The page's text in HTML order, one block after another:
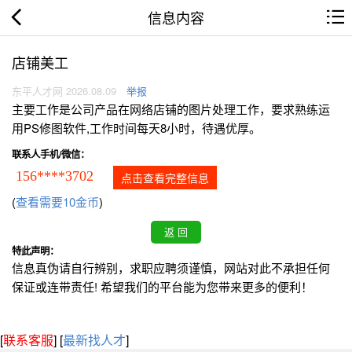
信息内容
店铺美工
东平人才网 2026.08.09 举报
主要工作是公司产品在网络店铺的图片处理工作，要求熟练运
用PS修图软件,工作时间每天8小时，待遇优厚。
联系人手机/微信：
156****3702 点击查看完整信息
(查看需要10金币)
特此声明：
信息真伪请自行辨别，求职应聘须谨慎，网站对此不承担任何
保证或连带责任! 希望我们的平台能为您带来更多的便利！
[联系客服] [最新找人才]